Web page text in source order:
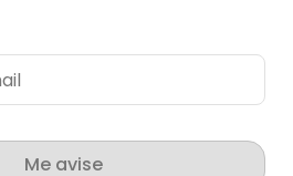
Me avise